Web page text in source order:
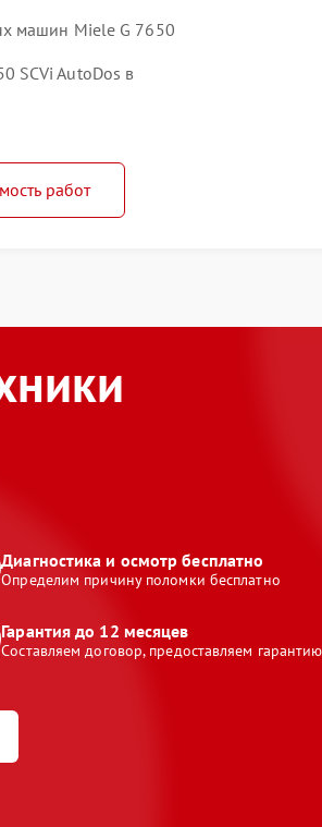
машин Miele G 7650
SCVi AutoDos в
работ
Диагностика и осмотр бесплатно
Определим причину поломки бесплатно
Гарантия до 12 месяцев
Составляем договор, предоставляем гарантию